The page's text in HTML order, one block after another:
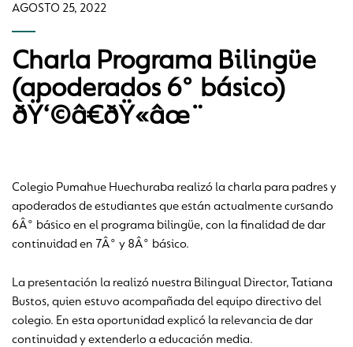
AGOSTO 25, 2022
Charla Programa Bilingüe
(apoderados 6° básico)
ðŸ‘©â€ðŸ«âœ¨
Colegio Pumahue Huechuraba realizó la charla para padres y
apoderados de estudiantes que están actualmente cursando
6Â° básico en el programa bilingüe, con la finalidad de dar
continuidad en 7Â° y 8Â° básico.
La presentación la realizó nuestra Bilingual Director, Tatiana
Bustos, quien estuvo acompañada del equipo directivo del
colegio. En esta oportunidad explicó la relevancia de dar
continuidad y extenderlo a educación media.